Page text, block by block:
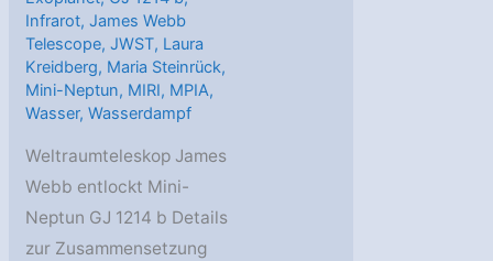
Infrarot,James Webb
Telescope,JWST, Laura
Kreidberg, Maria Steinrück,
Mini-Neptun, MIRI, MPIA,
Wasser,Wasserdampf
Weltraumteleskop James
Webb entlockt Mini-
Neptun GJ 1214 b Details
zur Zusammensetzung